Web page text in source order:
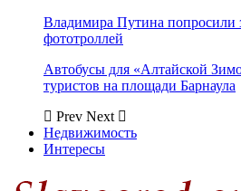
Владимира Путина попросили
фототроллей
Автобусы для «Алтайской
туристов на площади Барнаула
Prev Next
Недвижимость
Интересы